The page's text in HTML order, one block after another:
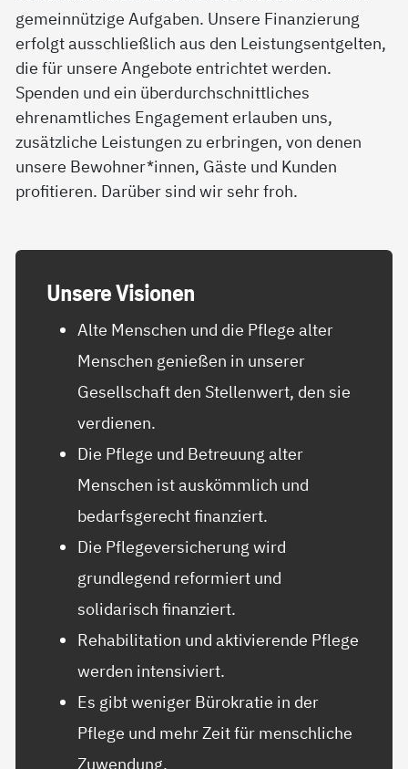
gemeinnützige Aufgaben. Unsere Finanzierung
erfolgt ausschließlich aus den Leistungsentgelten,
die für unsere Angebote entrichtet werden.
Spenden und ein überdurchschnittliches
ehrenamtliches Engagement erlauben uns,
zusätzliche Leistungen zu erbringen, von denen
unsere Bewohner*innen, Gäste und Kunden
profitieren. Darüber sind wir sehr froh.
Un­se­re Vi­sio­nen
Alte Menschen und die Pflege alter
Menschen genießen in unserer
Gesellschaft den Stellenwert, den sie
verdienen.
Die Pflege und Betreuung alter
Menschen ist auskömmlich und
bedarfsgerecht finanziert.
Die Pflegeversicherung wird
grundlegend reformiert und
solidarisch finanziert.
Rehabilitation und aktivierende Pflege
werden intensiviert.
Es gibt weniger Bürokratie in der
Pflege und mehr Zeit für menschliche
Zuwendung.